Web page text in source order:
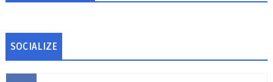
SOCIALIZE